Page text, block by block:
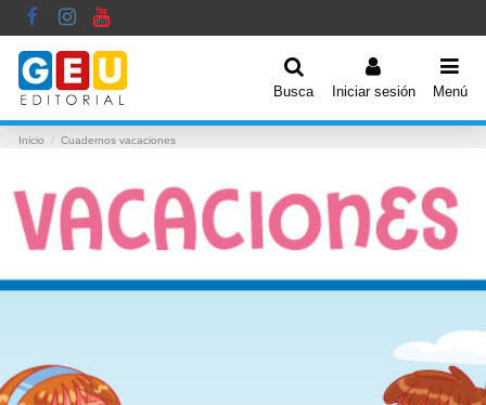
Busca Iniciar sesión Menú
Inicio Cuadernos vacaciones
Cuadernos vacaciones